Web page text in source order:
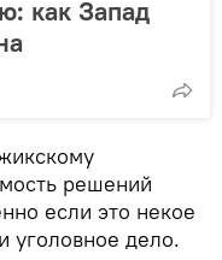
как Запад
решений
если это некое
уголовное дело.